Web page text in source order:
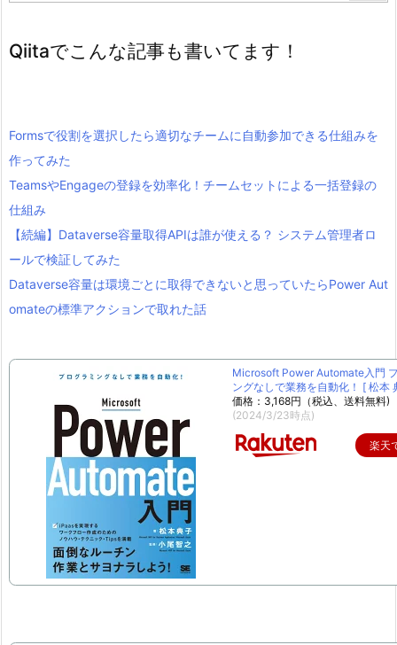
Qiitaでこんな記事も書いてます！
Formsで役割を選択したら適切なチームに自動参加できる仕組みを
作ってみた
TeamsやEngageの登録を効率化！チームセットによる一括登録の
仕組み
【続編】Dataverse容量取得APIは誰が使える？ システム管理者ロ
ールで検証してみた
Dataverse容量は環境ごとに取得できないと思っていたらPower Aut
omateの標準アクションで取れた話
Microsoft Power Automate入門
ングなしで業務を自動化！ [ 松本
価格：3,168円（税込、送料無料)
(2024/3/23時点)
楽天